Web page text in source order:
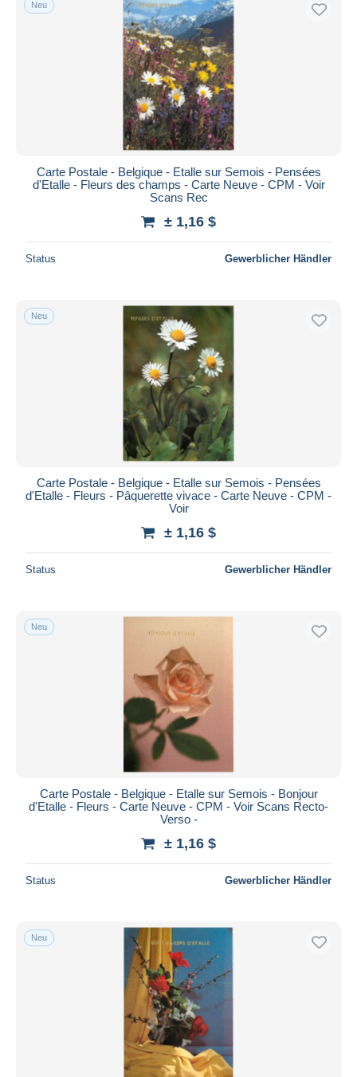
Kostenloser Versand
Zahlungsmethoden
PayPal
Banküberweisung
Mastercard
Bancontact
iDeal
Gesamte Auswahl aufheben
Wohnsitz des Verkäufers
Übernehmen
Neu
Carte Postale - Belgique - Etalle sur Semois - Pensées
d'Etalle - Fleurs des champs - Carte Neuve - CPM - Voir
Scans Rec
± 1,16 $
Status Gewerblicher Händler
Neu
Carte Postale - Belgique - Etalle sur Semois - Pensées
d'Etalle - Fleurs - Pâquerette vivace - Carte Neuve - CPM -
Voir
± 1,16 $
Status Gewerblicher Händler
Neu
Carte Postale - Belgique - Etalle sur Semois - Bonjour
d'Etalle - Fleurs - Carte Neuve - CPM - Voir Scans Recto-
Verso -
± 1,16 $
Status Gewerblicher Händler
Neu